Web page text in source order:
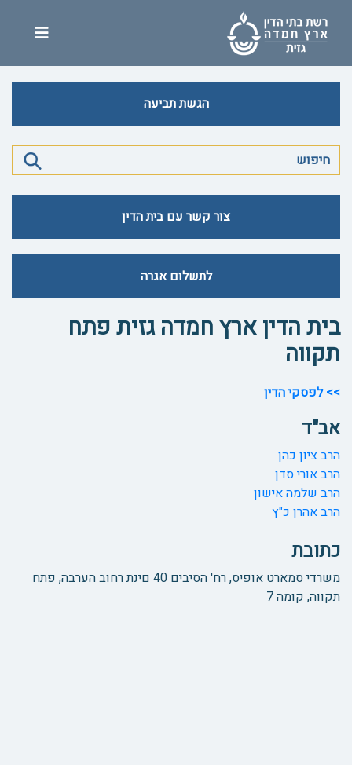
הגשת תביעה
צור קשר עם בית הדין
לתשלום אגרה
בית הדין ארץ חמדה גזית פתח
תקווה
>> לפסקי הדין
אב"ד
הרב ציון כהן
הרב אורי סדן
הרב שלמה אישון
הרב אהרן כ"ץ
כתובת
משרדי סמארט אופיס, רח' הסיבים 40 םינת רחוב הערבה, פתח
תקווה, קומה 7